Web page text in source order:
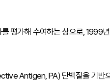
평가해 수여하는 상으로, 1999
Antigen, PA) 단백질을 기반